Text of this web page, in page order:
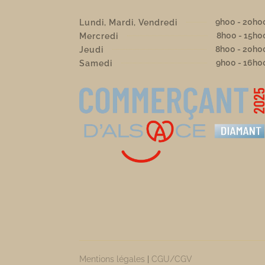
Lundi, Mardi, Vendredi
9h00 -
Mercredi
8h00 -
Jeudi
8h00 -
Samedi
9h00 -
Mentions légales |CGU/CGV